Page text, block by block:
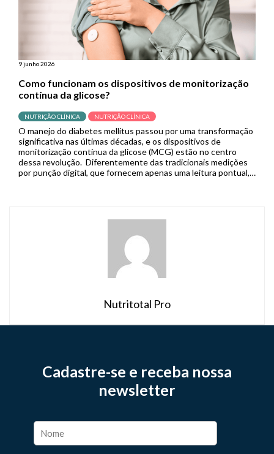
9 junho 2026
Como funcionam os dispositivos de monitorização
contínua da glicose?
NUTRIÇÃO CLÍNICA NUTRIÇÃO CLÍNICA
O manejo do diabetes mellitus passou por uma transformação
significativa nas últimas décadas, e os dispositivos de
monitorização contínua da glicose (MCG) estão no centro
dessa revolução. Diferentemente das tradicionais medições
por punção digital, que fornecem apenas uma leitura pontual,
Nutritotal Pro
Cadastre-se e receba nossa
newsletter